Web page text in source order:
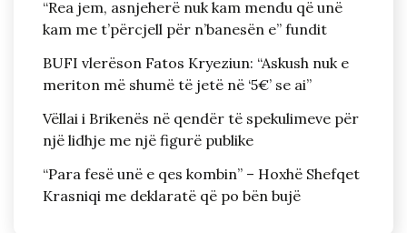
“Rea jem, asnjeherë nuk kam mendu që unë
kam me t’përcjell për n’banesën e” fundit
BUFI vlerëson Fatos Kryeziun: “Askush nuk e
meriton më shumë të jetë në ‘5€’ se ai”
Vëllai i Brikenës në qendër të spekulimeve për
një lidhje me një figurë publike
“Para fesë unë e qes kombin” – Hoxhë Shefqet
Krasniqi me deklaratë që po bën bujë